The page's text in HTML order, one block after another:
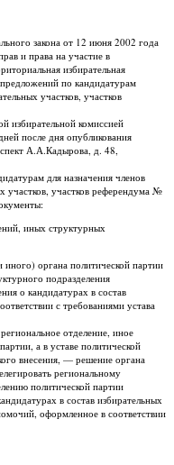
закона от 12 июня 2002 года
и права на участие в
избирательная
по кандидатурам
участков, участков
избирательной комиссией
после дня опубликования
А.А.Кадырова, д. 48,
для назначения членов
участков, участков референдума №
иных структурных
органа политической партии
подразделения
о кандидатурах в состав
с требованиями устава
отделение, иное
а в уставе политической
внесения, — решение органа
региональному
политической партии
в состав избирательных
оформленное в соответствии